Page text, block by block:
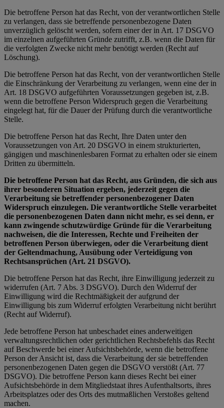
Die betroffene Person hat das Recht, von der verantwortlichen Stelle
zu verlangen, dass sie betreffende personenbezogene Daten
unverzüglich gelöscht werden, sofern einer der in Art. 17 DSGVO
im einzelnen aufgeführten Gründe zutrifft, z.B. wenn die Daten für
die verfolgten Zwecke nicht mehr benötigt werden (Recht auf
Löschung).
Die betroffene Person hat das Recht, von der verantwortlichen Stelle
die Einschränkung der Verarbeitung zu verlangen, wenn eine der in
Art. 18 DSGVO aufgeführten Voraussetzungen gegeben ist, z.B.
wenn die betroffene Person Widerspruch gegen die Verarbeitung
eingelegt hat, für die Dauer der Prüfung durch die verantwortliche
Stelle.
Die betroffene Person hat das Recht, Ihre Daten unter den
Voraussetzungen von Art. 20 DSGVO in einem strukturierten,
gängigen und maschinenlesbaren Format zu erhalten oder sie einem
Dritten zu übermitteln.
Die betroffene Person hat das Recht, aus Gründen, die sich aus
ihrer besonderen Situation ergeben, jederzeit gegen die
Verarbeitung sie betreffender personenbezogener Daten
Widerspruch einzulegen. Die verantwortliche Stelle verarbeitet
die personenbezogenen Daten dann nicht mehr, es sei denn, er
kann zwingende schutzwürdige Gründe für die Verarbeitung
nachweisen, die die Interessen, Rechte und Freiheiten der
betroffenen Person überwiegen, oder die Verarbeitung dient
der Geltendmachung, Ausübung oder Verteidigung von
Rechtsansprüchen (Art. 21 DSGVO).
Die betroffene Person hat das Recht, ihre Einwilligung jederzeit zu
widerrufen (Art. 7 Abs. 3 DSGVO). Durch den Widerruf der
Einwilligung wird die Rechtmäßigkeit der aufgrund der
Einwilligung bis zum Widerruf erfolgten Verarbeitung nicht berührt
(Recht auf Widerruf).
Jede betroffene Person hat unbeschadet eines anderweitigen
verwaltungsrechtlichen oder gerichtlichen Rechtsbefehls das Recht
auf Beschwerde bei einer Aufsichtsbehörde, wenn die betroffene
Person der Ansicht ist, dass die Verarbeitung der sie betreffenden
personenbezogenen Daten gegen die DSGVO verstößt (Art. 77
DSGVO). Die betroffene Person kann dieses Recht bei einer
Aufsichtsbehörde in dem Mitgliedstaat ihres Aufenthaltsorts, ihres
Arbeitsplatzes oder des Orts des mutmaßlichen Verstoßes geltend
machen.